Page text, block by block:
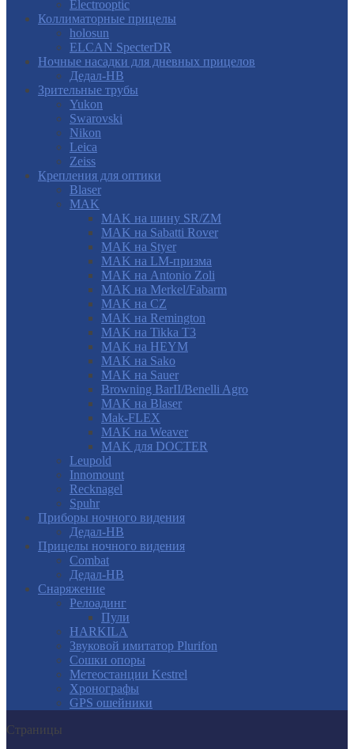
Electrooptic
Коллиматорные прицелы
holosun
ELCAN SpecterDR
Ночные насадки для дневных прицелов
Дедал-НВ
Зрительные трубы
Yukon
Swarovski
Nikon
Leica
Zeiss
Крепления для оптики
Blaser
MAK
MAK на шину SR/ZM
MAK на Sabatti Rover
MAK на Styer
MAK на LM-призма
MAK на Antonio Zoli
MAK на Merkel/Fabarm
MAK на CZ
MAK на Remington
MAK на Tikka T3
MAK на HEYM
MAK на Sako
MAK на Sauer
Browning BarII/Benelli Agro
MAK на Blaser
Mak-FLEX
MAK на Weaver
MAK для DOCTER
Leupold
Innomount
Recknagel
Spuhr
Приборы ночного видения
Дедал-НВ
Прицелы ночного видения
Combat
Дедал-НВ
Снаряжение
Релоадинг
Пули
HARKILA
Звуковой имитатор Plurifon
Сошки опоры
Метеостанции Kestrel
Хронографы
GPS ошейники
Страницы